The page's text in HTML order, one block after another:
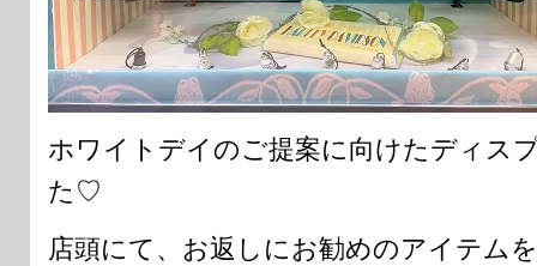
ホワイトデイのご提案に向けたディス
た♡
店頭にて、お返しにお勧めのアイテム